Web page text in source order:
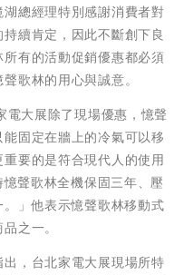
總經理特別感謝消費者對
續肯定，因此不斷創下良
有的活動促銷優惠都必須
歌林的用心與誠意。
電大展除了現場優惠，憶聲
固定在牆上的冷氣可以移
要的是符合現代人的使用
聲歌林全機保固三年、壓
」他表示憶聲歌林移動式
之一。
，台北家電大展現場所特